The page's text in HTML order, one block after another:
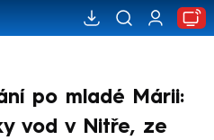
po mladé Márii:
vod v Nitře, ze